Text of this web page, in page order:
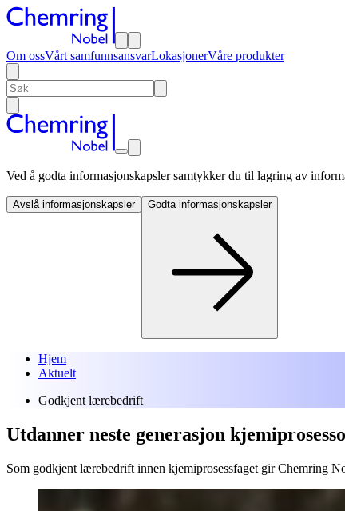
Om ossVårt samfunnsansvarLokasjonerVåre produkter
Ved å godta informasjonskapsler samtykker du til lagring av
Avslå informasjonskapsler Godta informasjonskapsler
Hjem
Aktuelt
Godkjent lærebedrift
Utdanner neste generasjon
Som godkjent lærebedrift innen kjemiprosessfaget gir Chemring